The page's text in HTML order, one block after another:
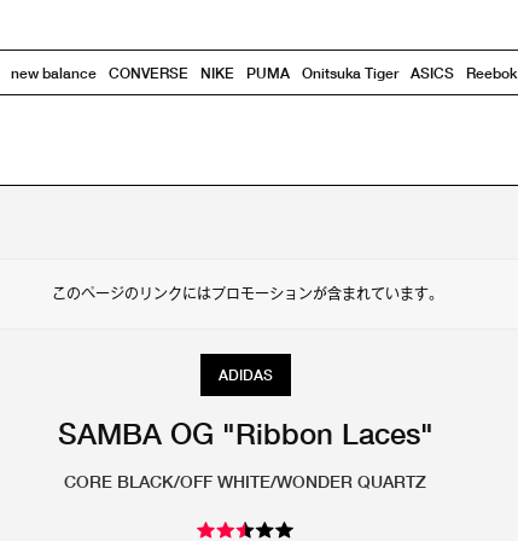
new balance CONVERSE NIKE PUMA Onitsuka Tiger ASICS Reebok
このページのリンクにはプロモーションが含まれています。
ADIDAS
SAMBA OG "Ribbon Laces"
CORE BLACK/OFF WHITE/WONDER QUARTZ